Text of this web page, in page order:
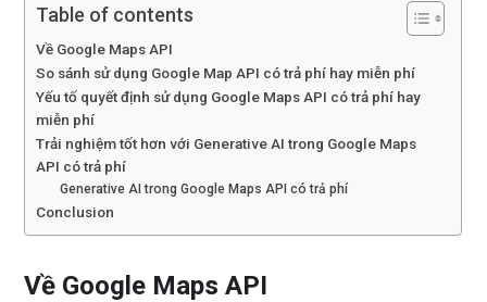
Table of contents
Về Google Maps API
So sánh sử dụng Google Map API có trả phí hay miễn phí
Yếu tố quyết định sử dụng Google Maps API có trả phí hay
miễn phí
Trải nghiệm tốt hơn với Generative AI trong Google Maps
API có trả phí
Generative AI trong Google Maps API có trả phí
Conclusion
Về Google Maps API